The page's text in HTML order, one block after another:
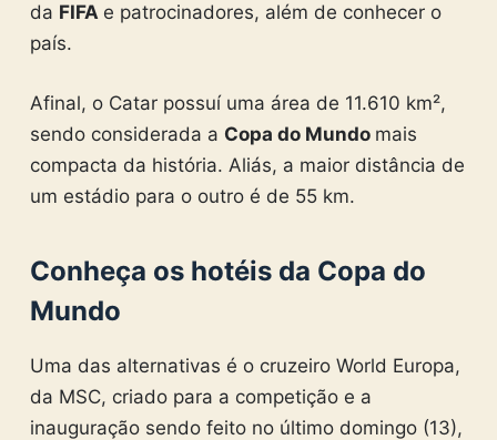
da FIFA e patrocinadores, além de conhecer o
país.
Afinal, o Catar possuí uma área de 11.610 km²,
sendo considerada a Copa do Mundo mais
compacta da história. Aliás, a maior distância de
um estádio para o outro é de 55 km.
Conheça os hotéis da Copa do
Mundo
Uma das alternativas é o cruzeiro World Europa,
da MSC, criado para a competição e a
inauguração sendo feito no último domingo (13),